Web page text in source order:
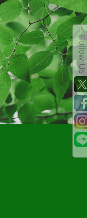
Follow Us